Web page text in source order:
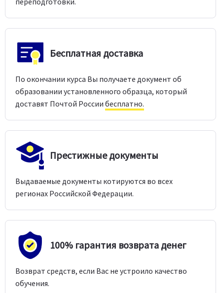
Бесплатная доставка
По окончании курса Вы получаете документ об
образовании установленного образца, который
доставят Почтой России бесплатно.
Престижные документы
Выдаваемые документы котируются во всех
регионах Российской Федерации.
100% гарантия возврата денег
Возврат средств, если Вас не устроило качество
обучения.